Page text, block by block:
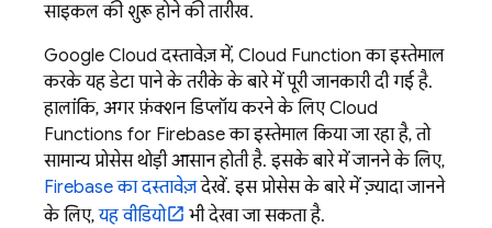
साइकल की शुरू होने की तारीख.
Google Cloud दस्तावेज़ में, Cloud Function का इस्तेमाल
करके यह डेटा पाने के तरीके के बारे में पूरी जानकारी दी गई है.
हालांकि, अगर फ़ंक्शन डिप्लॉय करने के लिएCloud
Functions for Firebaseका इस्तेमाल किया जा रहा है, तो
सामान्य प्रोसेस थोड़ी आसान होती है. इसके बारे में जानने के लिए,
Firebase का दस्तावेज़देखें. इस प्रोसेस के बारे में ज़्यादा जानने
के लिए,यह वीडियो
भी देखा जा सकता है.